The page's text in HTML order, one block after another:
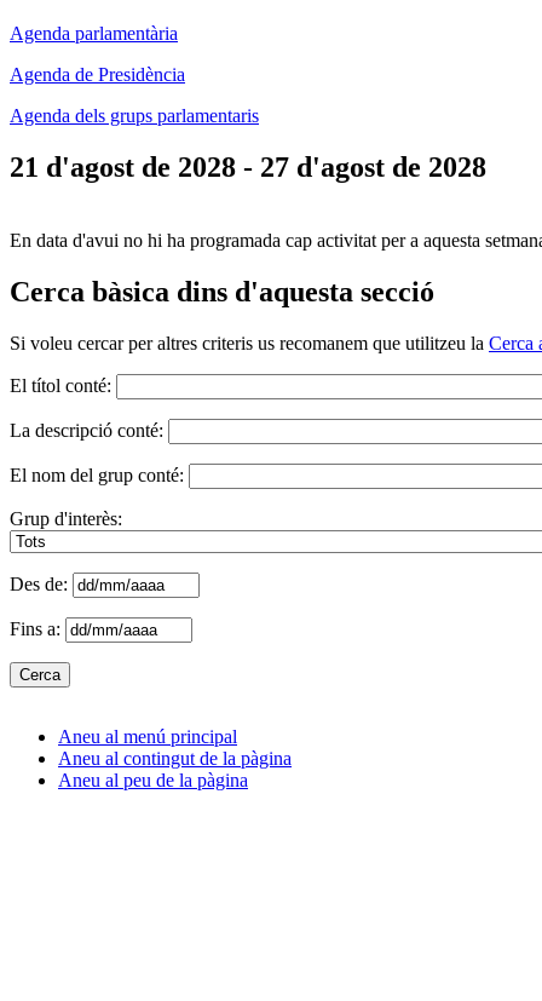
Agenda parlamentària
Agenda de Presidència
Agenda dels grups parlamentaris
21 d'agost de 2028 - 27 d'agost de 2028
En data d'avui no hi ha programada cap activitat per a aquesta
Cerca bàsica dins d'aquesta secció
Si voleu cercar per altres criteris us recomanem que utilitzeu la Cerca
El títol conté:
La descripció conté:
El nom del grup conté:
Grup d'interès:
Des de:
Fins a:
Aneu al menú principal
Aneu al contingut de la pàgina
Aneu al peu de la pàgina